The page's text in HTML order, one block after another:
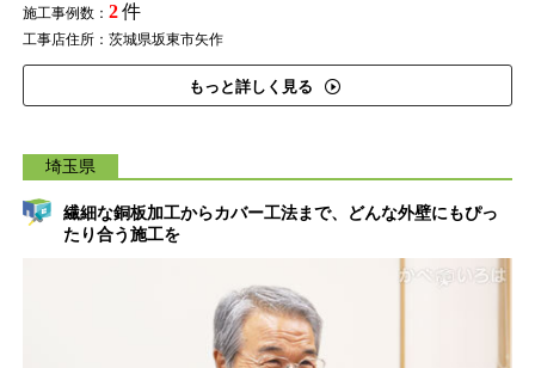
施工事例数： 2件
工事店住所：茨城県坂東市矢作
もっと詳しく見る
埼玉県
繊細な銅板加工からカバー工法まで、どんな外壁にもぴっ
たり合う施工を